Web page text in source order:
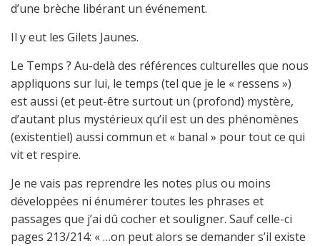
d’une brèche libérant un événement.
Il y eut les Gilets Jaunes.
Le Temps ? Au-delà des références culturelles que nous
appliquons sur lui, le temps (tel que je le « ressens »)
est aussi (et peut-être surtout un (profond) mystère,
d’autant plus mystérieux qu’il est un des phénomènes
(existentiel) aussi commun et « banal » pour tout ce qui
vit et respire.
Je ne vais pas reprendre les notes plus ou moins
développées ni énumérer toutes les phrases et
passages que j’ai dû cocher et souligner. Sauf celle-ci
pages 213/214: « …on peut alors se demander s’il existe